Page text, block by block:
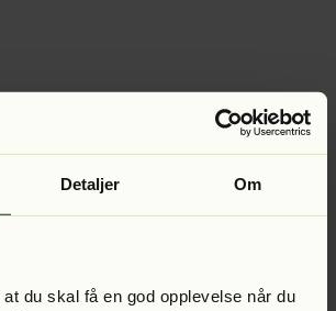
Detaljer Om
du skal få en god opplevelse når du